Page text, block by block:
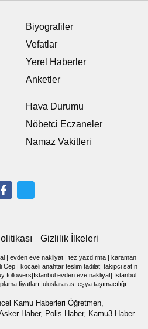
Biyografiler
Vefatlar
Yerel Haberler
Anketler
Hava Durumu
Nöbetci Eczaneler
Namaz Vakitleri
Gizlilik İlkeleri
| evden eve nakliyat| tez yazdırma| karaman
Cep| kocaeli anahtar teslim tadilat| takipçi satın
followers|İstanbul evden eve nakliyat| İstanbul
fiyatları |uluslararası eşya taşımacılığı
Kamu Haberleri Öğretmen,
Haber, Polis Haber, Kamu3 Haber